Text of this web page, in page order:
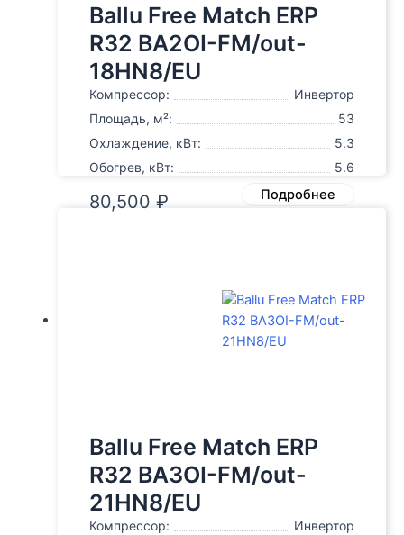
Ballu Free Match ERP
R32 BA2OI-FM/out-
18HN8/EU
Компрессор:
Инвертор
Площадь, м²:
53
Охлаждение, кВт:
5.3
Обогрев, кВт:
5.6
80,500 ₽ Подробнее
Ballu Free Match ERP
R32 BA3OI-FM/out-
21HN8/EU
Компрессор:
Инвертор